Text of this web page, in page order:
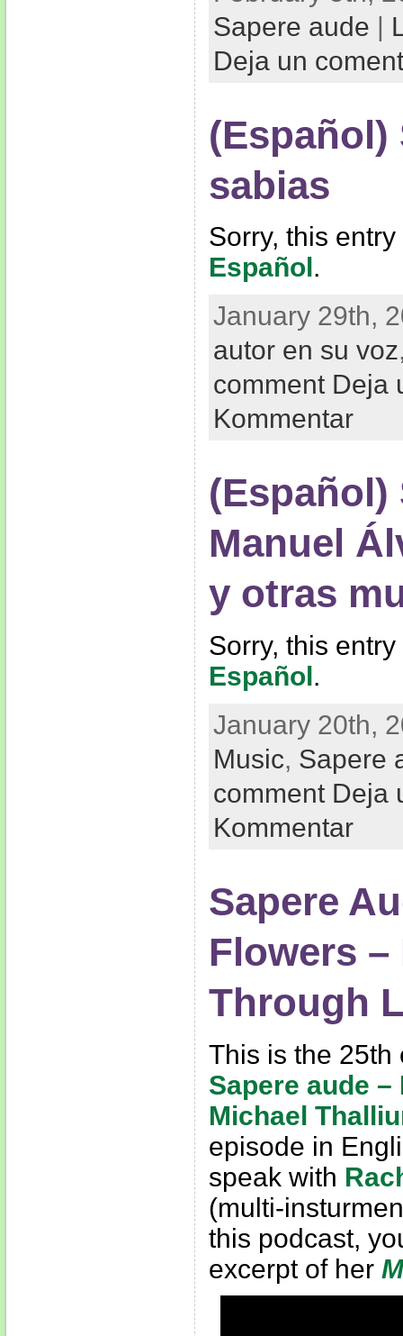
Sapere aude |
Deja un
(Español)
sabias
Sorry, this
Español .
January 29th,
autor en su voz
comment Deja
Kommentar
(Español)
Manuel
y otras
Sorry, this
Español.
January 20th,
Music, Sapere
comment Deja
Kommentar
Sapere
Flowers –
Through
This is the 25th
Sapere aude
Michael
episode in
speak with
(multi-
this podcast,
excerpt of her